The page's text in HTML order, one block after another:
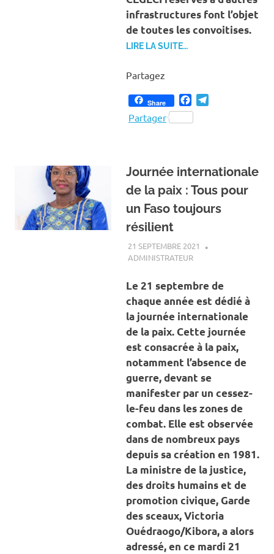
infrastructures font l’objet
de toutes les convoitises.
LIRE LA SUITE…
Partagez
Share Facebook
Partager
Journée internationale
de la paix : Tous pour
un Faso toujours
résilient
21 SEPTEMBRE 2021
ADMINISTRATEURA LA UNE
Le 21 septembre de
chaque année est dédié à
la journée internationale
de la paix. Cette journée
est consacrée à la paix,
notamment l’absence de
guerre, devant se
manifester par un cessez-
le-feu dans les zones de
combat. Elle est observée
dans de nombreux pays
depuis sa création en 1981.
La ministre de la justice,
des droits humains et de
promotion civique, Garde
des sceaux, Victoria
Ouédraogo/Kibora, a alors
adressé, en ce mardi 21